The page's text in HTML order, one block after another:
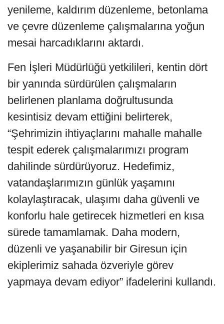
yenileme, kaldırım düzenleme, betonlama
ve çevre düzenleme çalışmalarına yoğun
mesai harcadıklarını aktardı.
Fen İşleri Müdürlüğü yetkilileri, kentin dört
bir yanında sürdürülen çalışmaların
belirlenen planlama doğrultusunda
kesintisiz devam ettiğini belirterek,
“Şehrimizin ihtiyaçlarını mahalle mahalle
tespit ederek çalışmalarımızı program
dahilinde sürdürüyoruz. Hedefimiz,
vatandaşlarımızın günlük yaşamını
kolaylaştıracak, ulaşımı daha güvenli ve
konforlu hale getirecek hizmetleri en kısa
sürede tamamlamak. Daha modern,
düzenli ve yaşanabilir bir Giresun için
ekiplerimiz sahada özveriyle görev
yapmaya devam ediyor” ifadelerini kullandı.